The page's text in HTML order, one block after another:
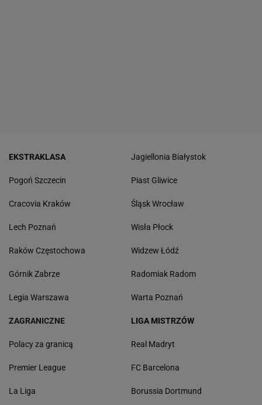
EKSTRAKLASA
Pogoń Szczecin
Cracovia Kraków
Lech Poznań
Raków Częstochowa
Górnik Zabrze
Legia Warszawa
Jagiellonia Białystok
Piast Gliwice
Śląsk Wrocław
Wisła Płock
Widzew Łódź
Radomiak Radom
Warta Poznań
ZAGRANICZNE
Polacy za granicą
Premier League
La Liga
LIGA MISTRZÓW
Real Madryt
FC Barcelona
Borussia Dortmund